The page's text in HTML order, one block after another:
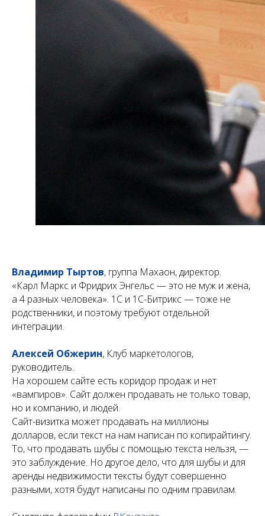
Владимир Тыртов, группа Махаон, директор.
«Карл Маркс и Фридрих Энгельс — это не муж и жена,
а 4 разных человека». 1С и 1С-Битрикс — тоже не
родственники, и поэтому требуют отдельной
интеграции.
Алексей Обжерин, Клуб маркетологов,
руководитель.
На хорошем сайте есть коридор продаж и нет
«вампиров». Сайт должен продавать не только товар,
но и компанию, и людей.
Сайт-визитка может продавать на миллионы
долларов, если текст на нам написан по копирайтингу.
То, что продавать шубы с помощью текста нельзя, —
это заблуждение. Но другое дело, что для шубы и для
аренды недвижимости тексты будут совершенно
разными, хотя будут написаны по одним правилам.